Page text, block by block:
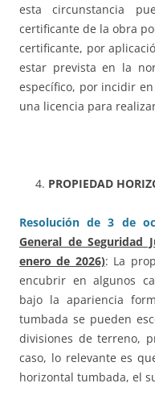
esta circunstancia
certificante de la obra
certificante, por
estar prevista en la
específico, por incidir
una licencia para
PROPIEDAD
Resolución de 3 de
General de Seguridad
enero de 2026): La
encubrir en algunos
bajo la apariencia
tumbada se pueden
divisiones de terreno,
caso, lo relevante es
horizontal tumbada, el